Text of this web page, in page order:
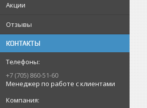
Акции
Отзывы
КОНТАКТЫ
+7 (705) 860-51-60
Менеджер по работе с клиентами